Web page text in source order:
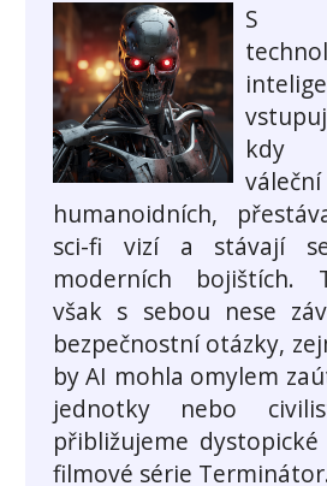
S
kdy
humanoidních,
sci-fi vizí a stávají
moderních bojištích.
však s sebou nese
bezpečnostní otázky,
by AI mohla omylem
jednotky nebo
přibližujeme
filmové série